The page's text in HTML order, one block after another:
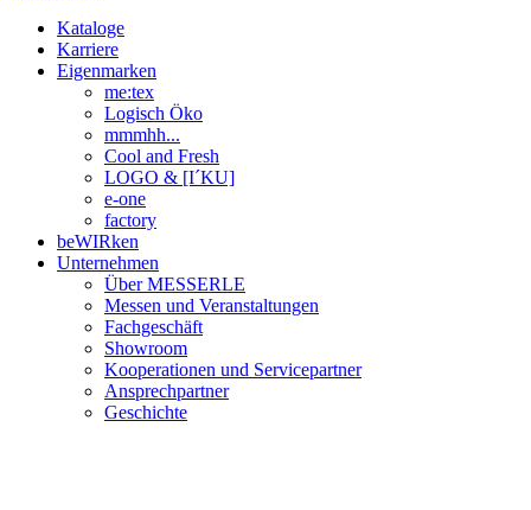
Kataloge
Karriere
Eigenmarken
me:tex
Logisch Öko
mmmhh...
Cool and Fresh
LOGO & [I´KU]
e-one
factory
beWIRken
Unternehmen
Über MESSERLE
Messen und Veranstaltungen
Fachgeschäft
Showroom
Kooperationen und Servicepartner
Ansprechpartner
Geschichte